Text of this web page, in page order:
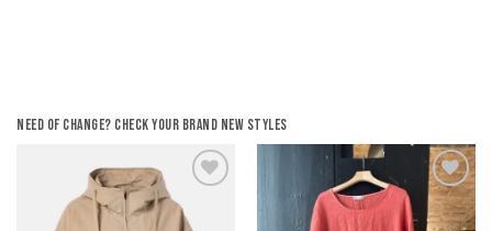
Need of change? Check your brand new styles
Add to
wishlist
Add to
wishlist